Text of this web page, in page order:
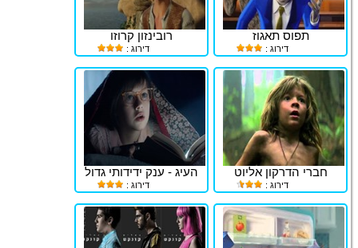
תפוס תאגוז
דירוג :
רובינזון קרוזו
דירוג :
חברי הדרקון אליוט
דירוג :
העיג - ענק ידידותי גדול
דירוג :